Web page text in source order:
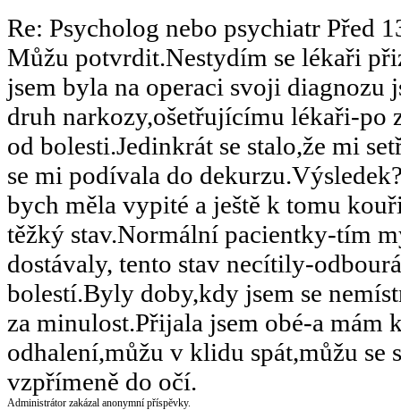
Re: Psycholog nebo psychiatr Před
Můžu potvrdit.Nestydím se lékaři
jsem byla na operaci svoji
druh narkozy,ošetřujícímu lékaři-
od bolesti.Jedinkrát se stalo,že mi
se mi podívala do
bych měla vypité a ještě k tomu
těžký stav.Normální pacientky-tím
dostávaly, tento stav necítily-
bolestí.Byly doby,kdy jsem se
za minulost.Přijala jsem obé-a mám
odhalení,můžu v klidu spát,můžu
vzpřímeně do očí.
Administrátor zakázal anonymní příspěvky.